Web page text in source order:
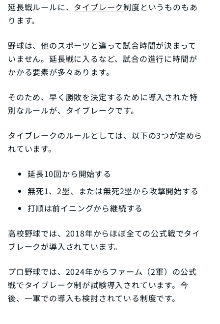
延長戦ルールに、 タイブレーク制度というものもあ
ります。
野球は、他のスポーツと違って試合時間が決まって
いません。延長戦に入るなど、試合の進行に時間が
かかる要素が多々あります。
そのため、早く勝敗を決定するために導入された特
別なルールが、タイブレークです。
タイブレークのルールとしては、以下の3つが定めら
れています。
延長10回から開始する
無死1、2塁、または無死2塁から攻撃開始する
打順は前イニングから継続する
高校野球では、2018年からほぼ全ての公式戦でタイ
ブレークが導入されています。
プロ野球では、2024年からファーム（2軍）の公式
戦でタイブレーク制が試験導入されています。今
後、一軍での導入も検討されている制度です。